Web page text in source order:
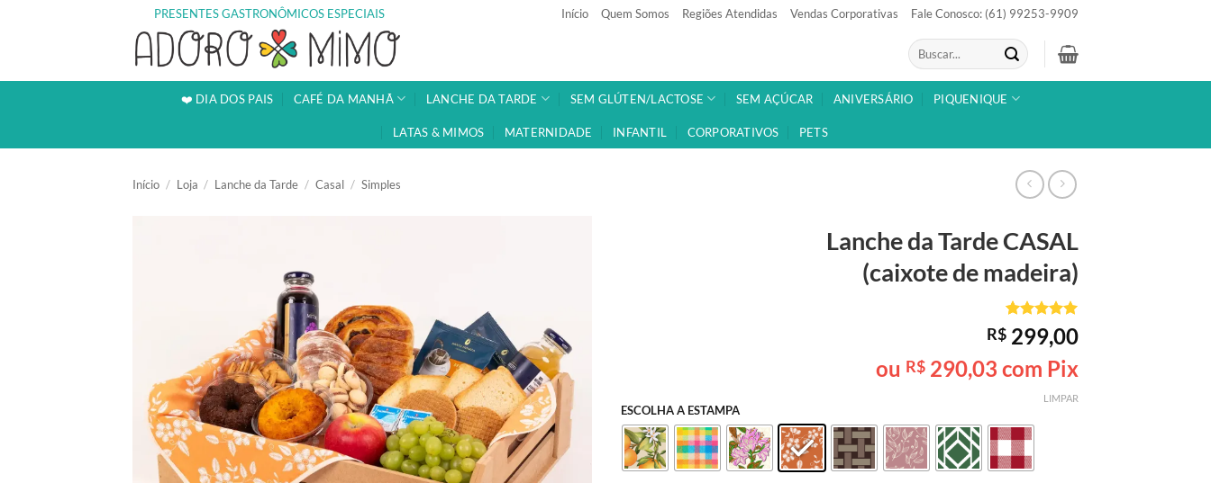
PRESENTES GASTRONÔMICOS ESPECIAIS Início Quem Somos Regiões Atendidas Vendas Corporativas Fale Conosco: (61) 99253-9909
Pesquisar
por:
❤️ DIA DOS PAIS CAFÉ DA MANHÃ LANCHE DA TARDE SEM GLÚTEN/LACTOSE SEM AÇÚCAR ANIVERSÁRIO PIQUENIQUE
LATAS & MIMOS MATERNIDADE INFANTIL CORPORATIVOS PETS
Início / Loja / Lanche da Tarde / Casal / Simples
Lanche da TardeCASAL
(caixote de madeira)
Avaliado
como5de
5, com
baseado em
1
de cliente
R$ 299,00
ou R$ 290,03 com Pix
ESCOLHA A ESTAMPA
LIMPAR